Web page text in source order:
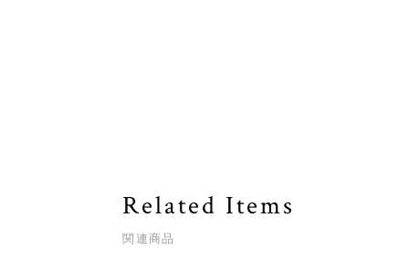
Related Items
関連商品